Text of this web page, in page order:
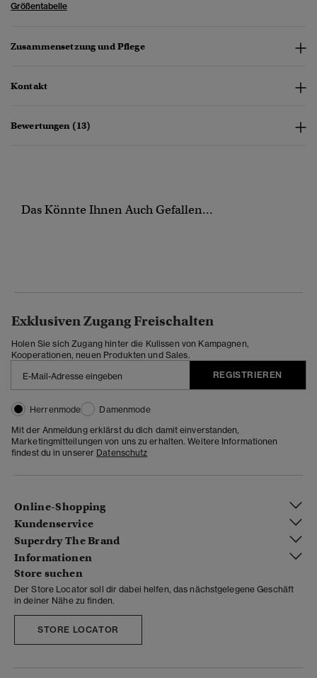
Größentabelle
Zusammensetzung und Pflege
Kontakt
Bewertungen (13)
Das Könnte Ihnen Auch Gefallen...
Exklusiven Zugang Freischalten
Holen Sie sich Zugang hinter die Kulissen von Kampagnen,
Kooperationen, neuen Produkten und Sales.
REGISTRIEREN
Herrenmode
Damenmode
Mit der Anmeldung erklärst du dich damit einverstanden,
Marketingmitteilungen von uns zu erhalten. Weitere Informationen
findest du in unserer Datenschutz
Online-Shopping
Kundenservice
Superdry The Brand
Informationen
Store suchen
Der Store Locator soll dir dabei helfen, das nächstgelegene Geschäft
in deiner Nähe zu finden.
STORE LOCATOR